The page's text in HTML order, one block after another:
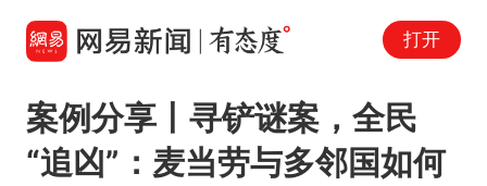
打开
案例分享丨寻铲谜案，全民
“追凶”：麦当劳与多邻国如何